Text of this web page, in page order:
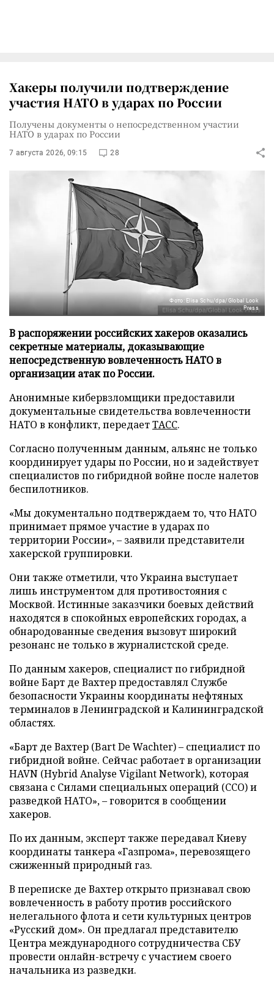
Хакеры получили подтверждение
участия НАТО в ударах по России
Получены документы о непосредственном участии
НАТО в ударах по России
7 августа 2026, 09:15 28
Фото: Elisa Schu/dpa/Global Look
Press
В распоряжении российских хакеров оказались
секретные материалы, доказывающие
непосредственную вовлеченность НАТО в
организации атак по России.
Анонимные кибервзломщики предоставили
документальные свидетельства вовлеченности
НАТО в конфликт, передаетТАСС.
Согласно полученным данным, альянс не только
координирует удары по России, но и задействует
специалистов по гибридной войне после налетов
беспилотников.
«Мы документально подтверждаем то, что НАТО
принимает прямое участие в ударах по
территории России», – заявили представители
хакерской группировки.
Они также отметили, что Украина выступает
лишь инструментом для противостояния с
Москвой. Истинные заказчики боевых действий
находятся в спокойных европейских городах, а
обнародованные сведения вызовут широкий
резонанс не только в журналистской среде.
По данным хакеров, специалист по гибридной
войне Барт де Вахтер предоставлял Службе
безопасности Украины координаты нефтяных
терминалов в Ленинградской и Калининградской
областях.
«Барт де Вахтер (Bart De Wachter) – специалист по
гибридной войне. Сейчас работает в организации
HAVN (Hybrid Analyse Vigilant Network), которая
связана с Силами специальных операций (ССО) и
разведкой НАТО», – говорится в сообщении
хакеров.
По их данным, эксперт также передавал Киеву
координаты танкера «Газпрома», перевозящего
сжиженный природный газ.
В переписке де Вахтер открыто признавал свою
вовлеченность в работу против российского
нелегального флота и сети культурных центров
«Русский дом». Он предлагал представителю
Центра международного сотрудничества СБУ
провести онлайн-встречу с участием своего
начальника из разведки.